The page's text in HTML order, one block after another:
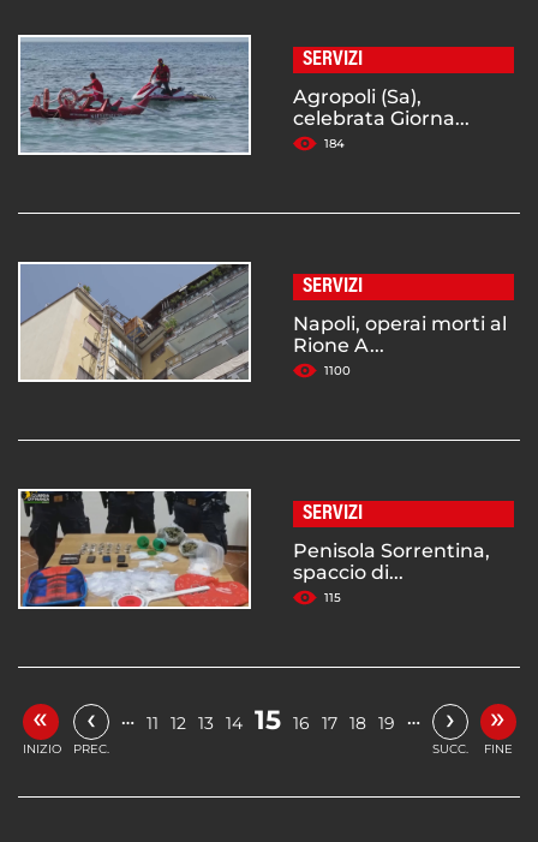
SERVIZI
Agropoli (Sa),
celebrata Giorna...
184
SERVIZI
Napoli, operai morti al
Rione A...
1100
SERVIZI
Penisola Sorrentina,
spaccio di...
115
«
INIZIO
‹
PREC.
… 11 12 13 14 15 16 17 18 19 … ›
SUCC.
»
FINE